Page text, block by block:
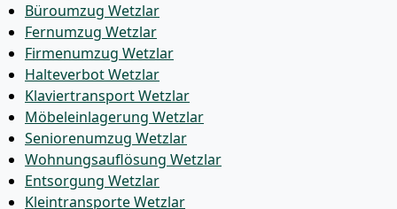
Büroumzug Wetzlar
Fernumzug Wetzlar
Firmenumzug Wetzlar
Halteverbot Wetzlar
Klaviertransport Wetzlar
Möbeleinlagerung Wetzlar
Seniorenumzug Wetzlar
Wohnungsauflösung Wetzlar
Entsorgung Wetzlar
Kleintransporte Wetzlar